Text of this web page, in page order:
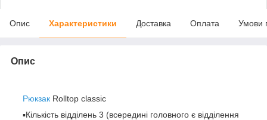
Опис Характеристики Доставка Оплата Умови
Опис
Рюкзак Rolltop classic
▪Кількість відділень 3 (всередині головного є відділення